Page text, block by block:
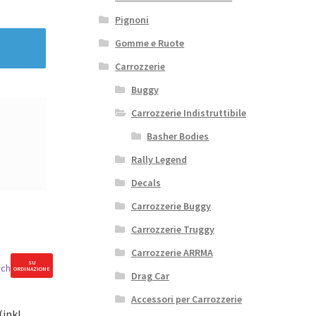
SU
ORDINAZIONE
Pignoni
Gomme e Ruote
Carrozzerie
Buggy
Carrozzerie Indistruttibile
Basher Bodies
Rally Legend
Decals
Carrozzerie Buggy
Carrozzerie Truggy
Carrozzerie ARRMA
Drag Car
Accessori per Carrozzerie